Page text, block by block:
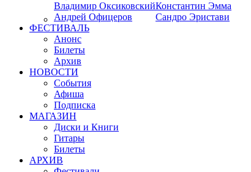
Владимир Оксиковский
Андрей Офицеров
Константин Эмма
Сандро Эристави
ФЕСТИВАЛЬ
Анонс
Билеты
Архив
НОВОСТИ
События
Афиша
Подписка
МАГАЗИН
Диски и Книги
Гитары
Билеты
АРХИВ